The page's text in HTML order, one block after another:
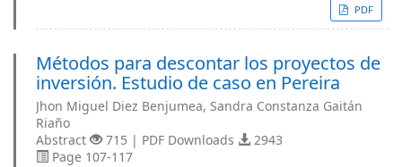
PDF
Métodos para descontar los proyectos de
inversión. Estudio de caso en Pereira
Jhon Miguel Diez Benjumea, Sandra Constanza Gaitán
Riaño
Abstract
715 | PDF Downloads
2943
Page 107-117